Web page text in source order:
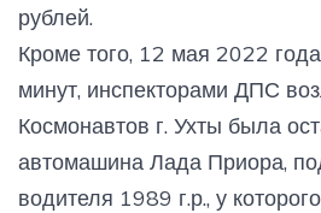
рублей.
Кроме того, 12 мая 2022
минут, инспекторами ДПС
Космонавтов г. Ухты была
автомашина Лада Приора,
водителя 1989 г.р., у